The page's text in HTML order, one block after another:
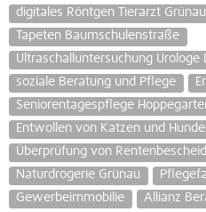
digitales Röntgen Tierarzt Grünau
Tapeten Baumschulenstraße
Ultraschalluntersuchung Urologe
soziale Beratung und Pflege
Seniorentagespflege
Entwollen von Katzen und
Überprüfung von
Naturdrogerie Grünau
Gewerbeimmobilie
Allianz